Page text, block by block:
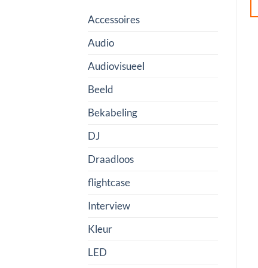
Accessoires
Audio
Audiovisueel
Beeld
Bekabeling
DJ
Draadloos
flightcase
Interview
Kleur
LED